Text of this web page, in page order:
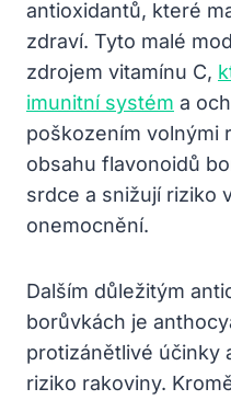
antioxidantů,⁢ které​
zdraví. Tyto⁤ malé
zdrojem vitamínu C,
imunitní systém a
poškozením volnými
obsahu ⁤flavonoidů
srdce a snižují ⁤riziko
onemocnění.
Dalším důležitým
borůvkách je
protizánětlivé účinky
riziko⁢ rakoviny.